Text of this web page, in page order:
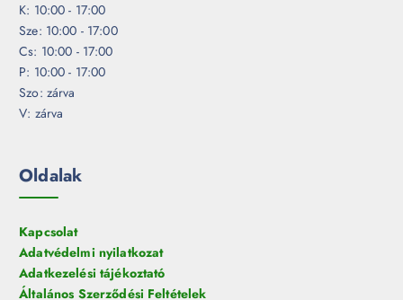
K: 10:00 - 17:00
Sze: 10:00 - 17:00
Cs: 10:00 - 17:00
P: 10:00 - 17:00
Szo: zárva
V: zárva
Oldalak
Kapcsolat
Adatvédelmi nyilatkozat
Adatkezelési tájékoztató
Általános Szerződési Feltételek